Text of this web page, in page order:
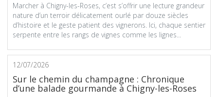
Marcher à Chigny-les-Roses, c’est s’offrir une lecture grandeur
nature d’un terroir délicatement ourlé par douze siècles
d’histoire et le geste patient des vignerons. Ici, chaque sentier
serpente entre les rangs de vignes comme les lignes...
12/07/2026
Sur le chemin du champagne : Chronique
d’une balade gourmande à Chigny-les-Roses